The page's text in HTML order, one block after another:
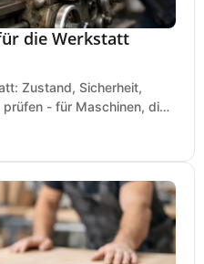
die Werkstatt
Zustand, Sicherheit,
- für Maschinen, die